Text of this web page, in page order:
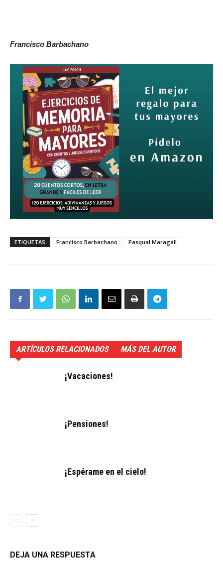
Francisco Barbachano
ETIQUETAS Francisco Barbachano Pasqual Maragall
ARTÍCULOS RELACIONADOS MÁS DEL AUTOR
¡Vacaciones!
¡Pensiones!
¡Espérame en el cielo!
DEJA UNA RESPUESTA